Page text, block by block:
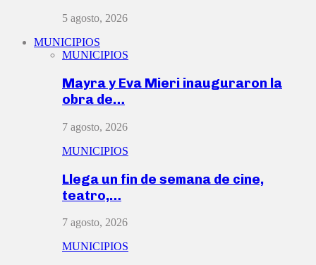
5 agosto, 2026
MUNICIPIOS
MUNICIPIOS
Mayra y Eva Mieri inauguraron la
obra de…
7 agosto, 2026
MUNICIPIOS
Llega un fin de semana de cine,
teatro,…
7 agosto, 2026
MUNICIPIOS